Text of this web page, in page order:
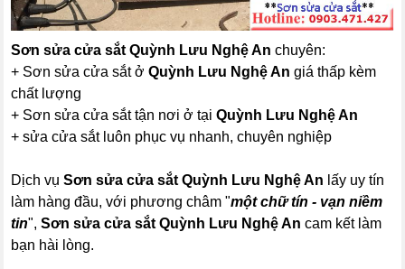
Sơn sửa cửa sắtQuỳnh Lưu Nghệ An chuyên:
+ Sơn sửa cửa sắt ởQuỳnh Lưu Nghệ An giá thấp kèm
chất lượng
+ Sơn sửa cửa sắt tận nơi ở tạiQuỳnh Lưu Nghệ An
+ sửa cửa sắt luôn phục vụ nhanh, chuyên nghiệp
Dịch vụSơn sửa cửa sắtQuỳnh Lưu Nghệ An lấy uy tín
làm hàng đầu, với phương châm "một chữ tín - vạn niềm
tin",Sơn sửa cửa sắtQuỳnh Lưu Nghệ An cam kết làm
bạn hài lòng.